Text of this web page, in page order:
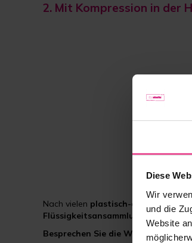
Diese
Wir
und die
Website
2. Mit Kompression in der
Nach vielen plastisch-ästhetischen
Flüssigkeitsansammlungenim
Besprechen Sie die Wahl der